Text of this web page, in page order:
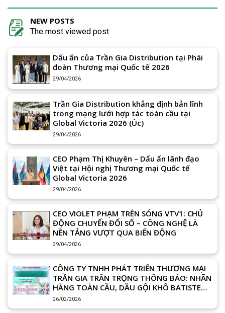
NEW POSTS
The most viewed post
Dấu ấn của Trần Gia Distribution tại Phái
đoàn Thương mại Quốc tế 2026
29/04/2026
Trần Gia Distribution khẳng định bản lĩnh
trong mạng lưới hợp tác toàn cầu tại
Global Victoria 2026 (Úc)
29/04/2026
CEO Phạm Thị Khuyên – Dấu ấn lãnh đạo
Việt tại Hội nghị Thương mại Quốc tế
Global Victoria 2026
29/04/2026
CEO VIOLET PHẠM TRÊN SÓNG VTV1: CHỦ
ĐỘNG CHUYỂN ĐỔI SỐ – CÔNG NGHỆ LÀ
NỀN TẢNG VƯỢT QUA BIẾN ĐỘNG
29/04/2026
CÔNG TY TNHH PHÁT TRIỂN THƯƠNG MẠI
TRẦN GIA TRÂN TRỌNG THÔNG BÁO: NHÃN
HÀNG TOÀN CẦU, DẦU GỘI KHÔ BATISTE
GỒM 2 XUẤT XỨ VƯƠNG QUỐC ANH (UK) &
THÁI LAN (THAILAND)
26/02/2026